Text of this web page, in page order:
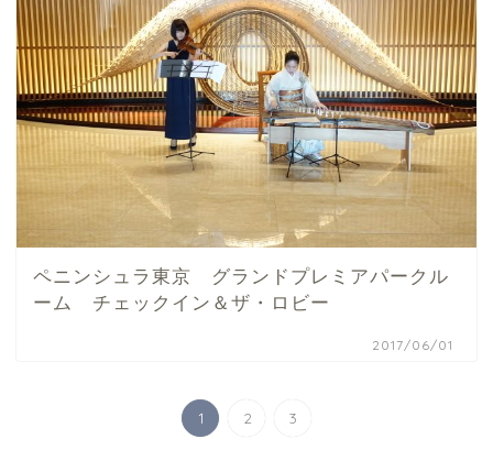
ペニンシュラ東京 グランドプレミアパークル
ーム チェックイン＆ザ・ロビー
2017/06/01
1 2 3